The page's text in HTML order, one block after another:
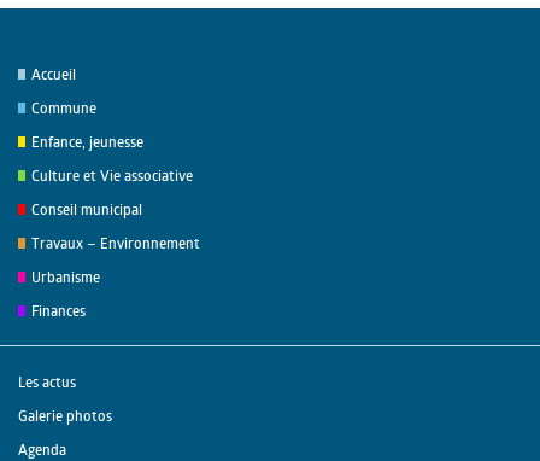
Accueil
Commune
Enfance, jeunesse
Culture et Vie associative
Conseil municipal
Travaux – Environnement
Urbanisme
Finances
Les actus
Galerie photos
Agenda